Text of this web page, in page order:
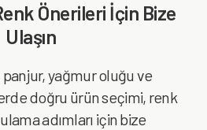
Önerileri İçin Bize
Ulaşın
yağmur oluğu ve
doğru ürün seçimi, renk
adımları için bize